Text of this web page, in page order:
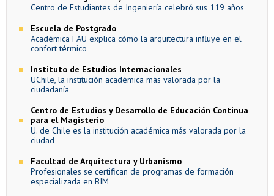
Centro de Estudiantes de Ingeniería celebró sus 119 años
Escuela de Postgrado
Académica FAU explica cómo la arquitectura influye en el
confort térmico
Instituto de Estudios Internacionales
UChile, la institución académica más valorada por la
ciudadanía
Centro de Estudios y Desarrollo de Educación Continua
para el Magisterio
U. de Chile es la institución académica más valorada por la
ciudad
Facultad de Arquitectura y Urbanismo
Profesionales se certifican de programas de formación
especializada en BIM